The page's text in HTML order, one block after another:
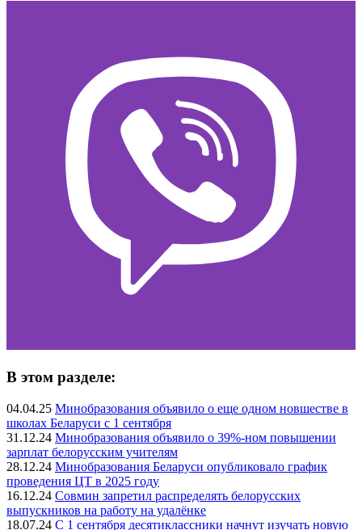
В этом разделе:
04.04.25 Минобразования объявило о еще одном новшестве в
школах Беларуси с 1 сентября
31.12.24 Минобразования объявило о 39%-ном повышении
зарплат белорусским учителям
28.12.24 Минобразования Беларуси опубликовало график
проведения ЦТ в 2025 году
16.12.24 Совмин запретил распределять белорусских
выпускников на работу на удалёнке
18.07.24 С 1 сентября десятиклассники начнут изучать новую